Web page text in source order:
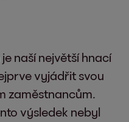
naší největší hnací
vyjádřit svou
zaměstnancům.
výsledek nebyl